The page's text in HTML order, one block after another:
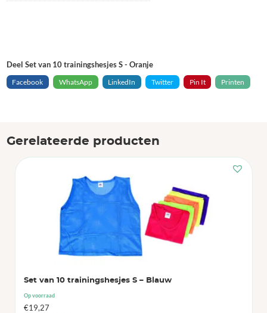
Deel Set van 10 trainingshesjes S - Oranje
Facebook
WhatsApp LinkedIn Twitter Pin It Printen
Gerelateerde producten
Set van 10 trainingshesjes S – Blauw
Op voorraad
€19,27